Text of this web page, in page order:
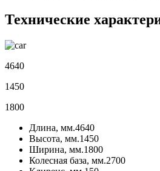
Технические
4640
1450
1800
Длина, мм.4640
Высота, мм.1450
Ширина, мм.1800
Колесная база, мм.2700